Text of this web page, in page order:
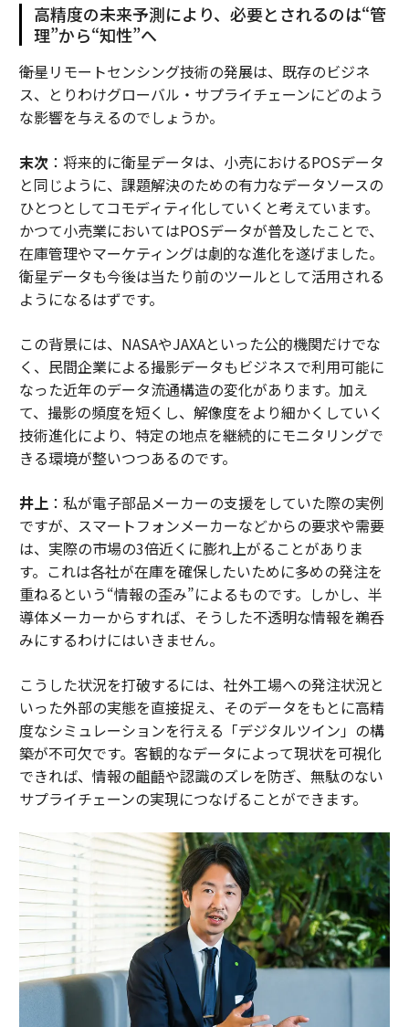
高精度の未来予測により、必要とされるのは“管
理”から“知性”へ
――衛星リモートセンシング技術の発展は、既存のビジネ
ス、とりわけグローバル・サプライチェーンにどのよう
な影響を与えるのでしょうか。
末次：将来的に衛星データは、小売におけるPOSデータ
と同じように、課題解決のための有力なデータソースの
ひとつとしてコモディティ化していくと考えています。
かつて小売業においてはPOSデータが普及したことで、
在庫管理やマーケティングは劇的な進化を遂げました。
衛星データも今後は当たり前のツールとして活用される
ようになるはずです。
この背景には、NASAやJAXAといった公的機関だけでな
く、民間企業による撮影データもビジネスで利用可能に
なった近年のデータ流通構造の変化があります。加え
て、撮影の頻度を短くし、解像度をより細かくしていく
技術進化により、特定の地点を継続的にモニタリングで
きる環境が整いつつあるのです。
井上 ：私が電子部品メーカーの支援をしていた際の実例
ですが、スマートフォンメーカーなどからの要求や需要
は、実際の市場の3倍近くに膨れ上がることがありま
す。これは各社が在庫を確保したいために多めの発注を
重ねるという“情報の歪み”によるものです。しかし、半
導体メーカーからすれば、そうした不透明な情報を鵜呑
みにするわけにはいきません。
こうした状況を打破するには、社外工場への発注状況と
いった外部の実態を直接捉え、そのデータをもとに高精
度なシミュレーションを行える「デジタルツイン」の構
築が不可欠です。客観的なデータによって現状を可視化
できれば、情報の齟齬や認識のズレを防ぎ、無駄のない
サプライチェーンの実現につなげることができます。